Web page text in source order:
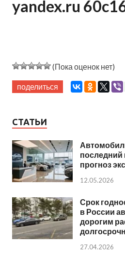
yandex.ru
(Пока оценок нет)
поделиться
СТАТЬИ
последний
прогноз
12.05.2026
Срок
в России
дорогим
27.04.2026